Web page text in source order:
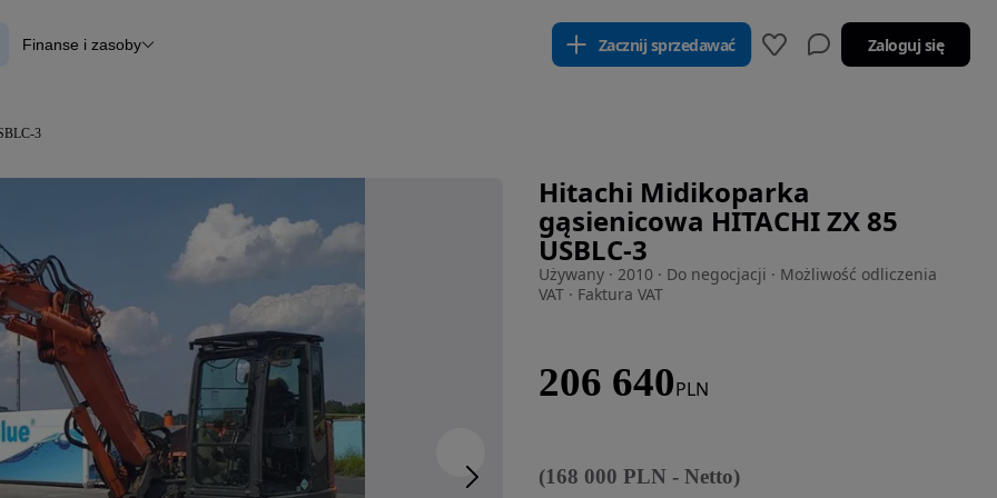
Finanse i zasoby Zacznij sprzedawać Zaloguj się
3
Hitachi Midikoparka
gąsienicowa HITACHI ZX 85
USBLC-3
Używany · 2010 · Do negocjacji · Możliwość odliczenia
VAT · Faktura VAT
206 640PLN
(168 000 PLN - Netto)